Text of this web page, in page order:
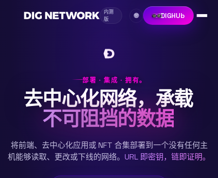
内测
版
🌐 DIGHUb
部署 · 集成 · 拥有。
去中心化网络，承载
不可阻挡的数据
将前端、去中心化应用或 NFT 合集部署到一个没有任何主
机能够读取、更改或下线的网络。 URL 即密钥，链即证明。